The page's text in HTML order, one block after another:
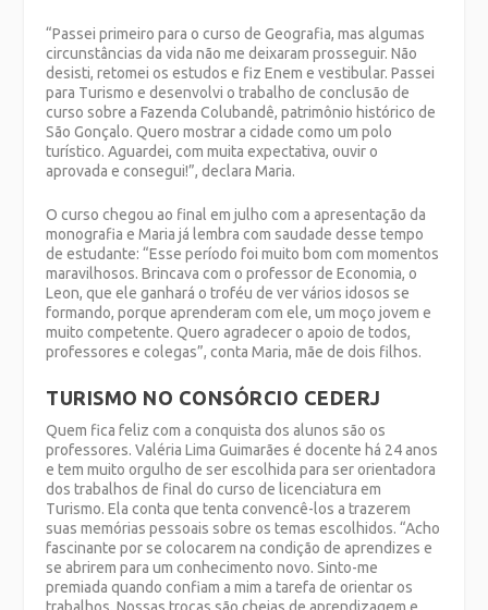
“Passei primeiro para o curso de Geografia, mas algumas
circunstâncias da vida não me deixaram prosseguir. Não
desisti, retomei os estudos e fiz Enem e vestibular. Passei
para Turismo e desenvolvi o trabalho de conclusão de
curso sobre a Fazenda Colubandê, patrimônio histórico de
São Gonçalo. Quero mostrar a cidade como um polo
turístico. Aguardei, com muita expectativa, ouvir o
aprovada e consegui!”, declara Maria.
O curso chegou ao final em julho com a apresentação da
monografia e Maria já lembra com saudade desse tempo
de estudante: “Esse período foi muito bom com momentos
maravilhosos. Brincava com o professor de Economia, o
Leon, que ele ganhará o troféu de ver vários idosos se
formando, porque aprenderam com ele, um moço jovem e
muito competente. Quero agradecer o apoio de todos,
professores e colegas”, conta Maria, mãe de dois filhos.
TURISMO NO CONSÓRCIO CEDERJ
Quem fica feliz com a conquista dos alunos são os
professores. Valéria Lima Guimarães é docente há 24 anos
e tem muito orgulho de ser escolhida para ser orientadora
dos trabalhos de final do curso de licenciatura em
Turismo. Ela conta que tenta convencê-los a trazerem
suas memórias pessoais sobre os temas escolhidos. “Acho
fascinante por se colocarem na condição de aprendizes e
se abrirem para um conhecimento novo. Sinto-me
premiada quando confiam a mim a tarefa de orientar os
trabalhos. Nossas trocas são cheias de aprendizagem e